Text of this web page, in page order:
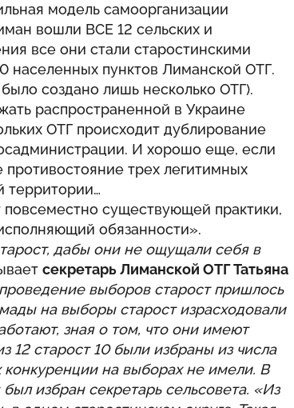
модель самоорганизации
вошли ВСЕ 12 сельских и
все они стали старостинскими
населенных пунктов Лиманской ОТГ.
создано лишь несколько ОТГ).
распространенной в Украине
ОТГ происходит дублирование
И хорошо еще, если
трех легитимных
территории…
существующей практики,
обязанности».
дабы они не ощущали себя в
секретарь Лиманской ОТГ Татьяна
выборов старост пришлось
на выборы старост израсходовали
зная о том, что они имеют
12 старост 10 были избраны из числа
конкуренции на выборах не имели. В
избран секретарь сельсовета. «Из